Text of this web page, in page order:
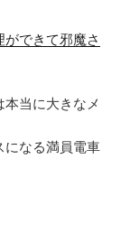
できて邪魔さ
当に大きなメ
になる満員電車